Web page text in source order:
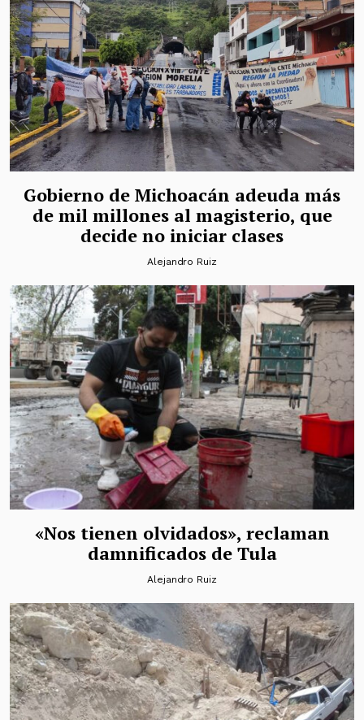
Gobierno de Michoacán adeuda más
de mil millones al magisterio, que
decide no iniciar clases
Alejandro Ruiz
«Nos tienen olvidados», reclaman
damnificados de Tula
Alejandro Ruiz